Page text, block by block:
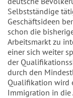
Selbstständige
Geschäftsideen
schon die
Arbeitsmarkt zu
einer sich weiter
der
durch den
Qualifikation wird
Immigration in